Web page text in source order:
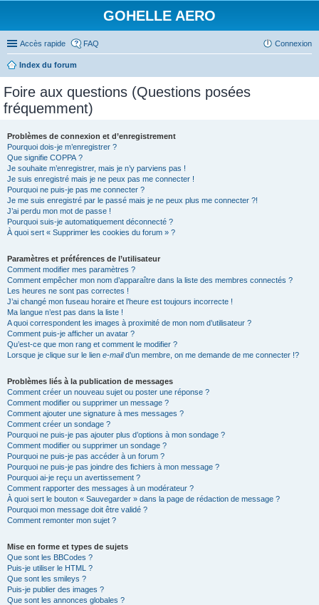
GOHELLE AERO
Accès rapide FAQ Connexion
Index du forum
Foire aux questions (Questions posées
fréquemment)
Problèmes de connexion et d’enregistrement
Pourquoi dois-je m’enregistrer ?
Que signifie COPPA ?
Je souhaite m’enregistrer, mais je n’y parviens pas !
Je suis enregistré mais je ne peux pas me connecter !
Pourquoi ne puis-je pas me connecter ?
Je me suis enregistré par le passé mais je ne peux plus me connecter ?!
J’ai perdu mon mot de passe !
Pourquoi suis-je automatiquement déconnecté ?
À quoi sert « Supprimer les cookies du forum » ?
Paramètres et préférences de l’utilisateur
Comment modifier mes paramètres ?
Comment empêcher mon nom d’apparaître dans la liste des membres connectés ?
Les heures ne sont pas correctes !
J’ai changé mon fuseau horaire et l’heure est toujours incorrecte !
Ma langue n’est pas dans la liste !
A quoi correspondent les images à proximité de mon nom d’utilisateur ?
Comment puis-je afficher un avatar ?
Qu’est-ce que mon rang et comment le modifier ?
Lorsque je clique sur le lien e-maild’un membre, on me demande de me connecter !?
Problèmes liés à la publication de messages
Comment créer un nouveau sujet ou poster une réponse ?
Comment modifier ou supprimer un message ?
Comment ajouter une signature à mes messages ?
Comment créer un sondage ?
Pourquoi ne puis-je pas ajouter plus d’options à mon sondage ?
Comment modifier ou supprimer un sondage ?
Pourquoi ne puis-je pas accéder à un forum ?
Pourquoi ne puis-je pas joindre des fichiers à mon message ?
Pourquoi ai-je reçu un avertissement ?
Comment rapporter des messages à un modérateur ?
À quoi sert le bouton « Sauvegarder » dans la page de rédaction de message ?
Pourquoi mon message doit être validé ?
Comment remonter mon sujet ?
Mise en forme et types de sujets
Que sont les BBCodes ?
Puis-je utiliser le HTML ?
Que sont les smileys ?
Puis-je publier des images ?
Que sont les annonces globales ?